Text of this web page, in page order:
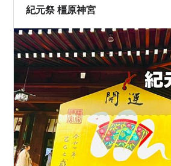
https://www.reservestock…
紀元祭 橿原神宮